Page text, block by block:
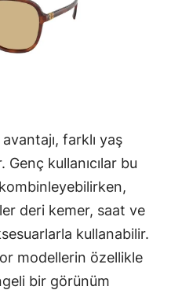
farklı yaş
kullanıcılar bu
deri kemer, saat ve
kullanabilir.
modellerin özellikle
bir görünüm